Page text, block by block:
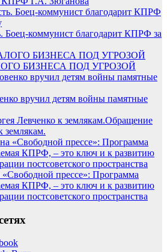
Боец-коммунист благодарит КПРФ за
БИЗНЕСА ПОД УГРОЗОЙ
вручил детям войны памятные
Обращение
землякам.
прессе»: Программа
КПРФ, – это ключ и к развитию
постсоветского пространства